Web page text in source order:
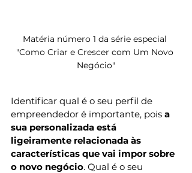
Matéria número 1 da série especial
"Como Criar e Crescer com Um Novo
Negócio"
Identificar qual é o seu perfil de
empreendedor é importante, pois a
sua personalizada está
ligeiramente relacionada às
características que vai impor sobre
o novo negócio. Qual é o seu